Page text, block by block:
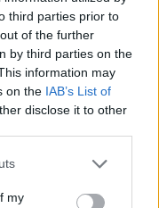
third parties prior to
of the further
by third parties on the
information may
on the IAB’s List of
disclose it to other
one or more Google
You may click to
my